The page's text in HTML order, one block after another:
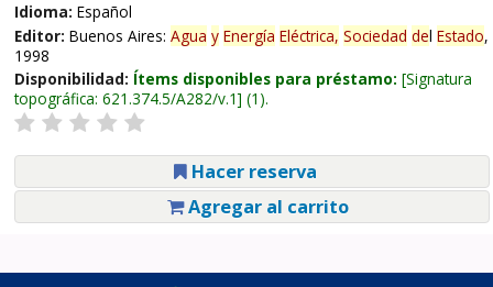
Idioma: Español
Editor: Buenos Aires: Agua y Energía Eléctrica, Sociedad del Estado,
1998
Disponibilidad: Ítems disponibles para préstamo: Signatura
topográfica: 621.374.5/A282/v.1 (1).
Hacer reserva
Agregar al carrito